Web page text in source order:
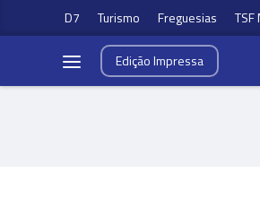
D7 Turismo Freguesias TSF
EdiçãoImpressa